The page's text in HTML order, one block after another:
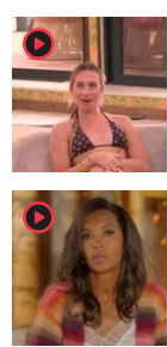
player2
player2